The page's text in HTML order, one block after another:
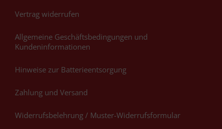
Vertrag widerrufen
Allgemeine Geschäftsbedingungen und
Kundeninformationen
Hinweise zur Batterieentsorgung
Zahlung und Versand
Widerrufsbelehrung / Muster-Widerrufsformular